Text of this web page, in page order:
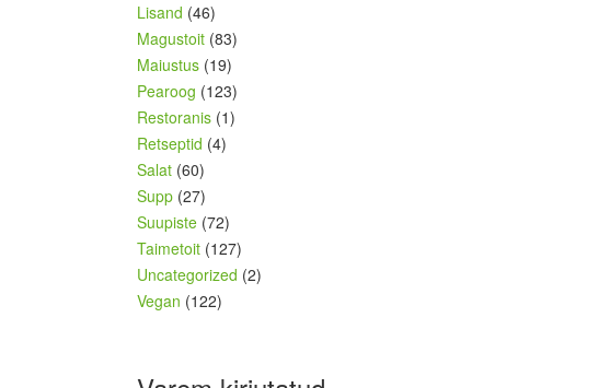
Lisand (46)
Magustoit (83)
Maiustus (19)
Pearoog (123)
Restoranis (1)
Retseptid (4)
Salat (60)
Supp (27)
Suupiste (72)
Taimetoit (127)
Uncategorized (2)
Vegan (122)